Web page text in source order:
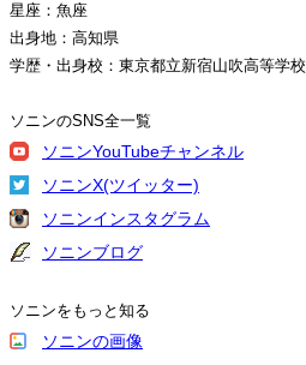
星座：魚座
出身地：高知県
学歴・出身校：東京都立新宿山吹高等学校
ソニンのSNS全一覧
ソニンYouTubeチャンネル
ソニンX(ツイッター)
ソニンインスタグラム
ソニンブログ
ソニンをもっと知る
ソニンの画像